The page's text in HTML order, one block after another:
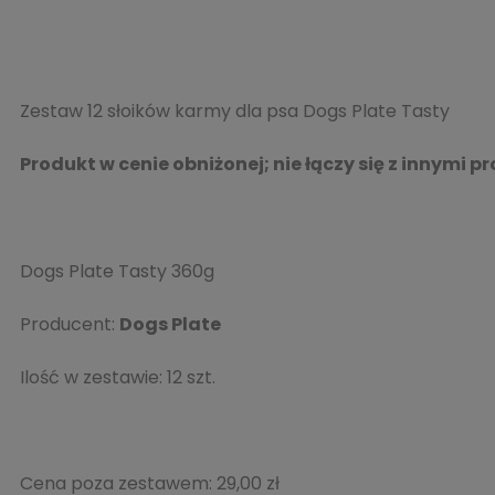
Zestaw 12 słoików karmy dla psa Dogs Plate Tasty
Produkt w cenie obniżonej; nie łączy się z innymi
Dogs Plate Tasty 360g
Producent: Dogs Plate
Ilość w zestawie: 12 szt.
Cena poza zestawem: 29,00 zł